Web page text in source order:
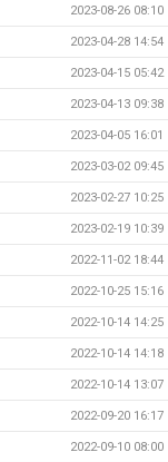
2023-08-26 08:10
2023-04-28 14:54
2023-04-15 05:42
2023-04-13 09:38
2023-04-05 16:01
2023-03-02 09:45
2023-02-27 10:25
2023-02-19 10:39
2022-11-02 18:44
2022-10-25 15:16
2022-10-14 14:25
2022-10-14 14:18
2022-10-14 13:07
2022-09-20 16:17
2022-09-10 08:00